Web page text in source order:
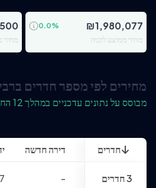
₪1,980,077
0.0%
מחיר ממוצע לקניה מחיר
מחירים לפי מספר חדרים
מבוסס על נתונים עדכניים במהלך 12 החודשים האחרונים
חדרים דירה חדשה
3 חדרים -